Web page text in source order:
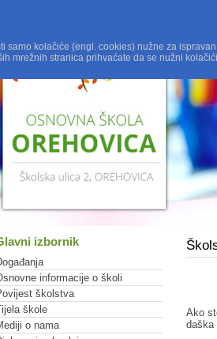
izbornik
informacije o školi
školstva
škole
o nama
Ako
daška
samo kolačiće (engl. cookies) nužne za
mrežnih stranica prihvaćate da se nužni